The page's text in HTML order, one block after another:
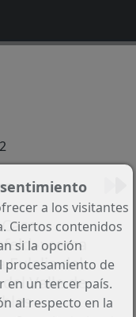
cerca
Eulalia del
Valle de
a los visitantes
Ciertos contenidos
si la opción
procesamiento de
en un tercer país.
al respecto en la